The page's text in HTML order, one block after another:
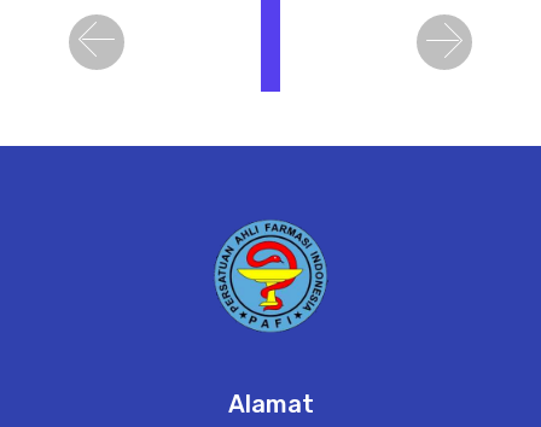
Previous Next
Alamat